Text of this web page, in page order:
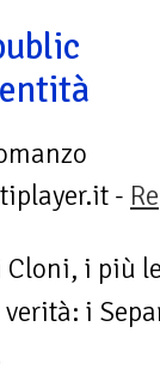
-
Cloni, i più
i